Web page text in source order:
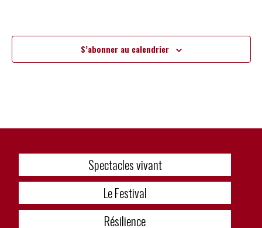
S’abonner au calendrier
Spectacles vivant
Le Festival
Résilience